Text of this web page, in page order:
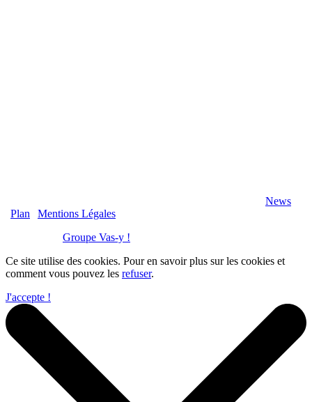
News
Plan
Mentions Légales
Groupe Vas-y !
Ce site utilise des cookies. Pour en savoir plus sur les cookies et
comment vous pouvez les refuser.
J'accepte !